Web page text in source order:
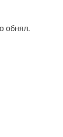
обнял.